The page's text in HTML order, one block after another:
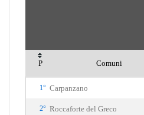
P Comuni
1° Carpanzano
2° Roccaforte del Greco